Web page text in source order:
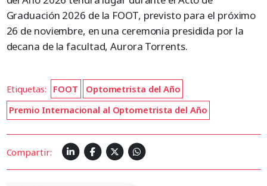
Graduación 2026 de la FOOT, previsto para el próximo
26 de noviembre, en una ceremonia presidida por la
decana de la facultad, Aurora Torrents.
Etiquetas: FOOT
Optometrista del Año
Premio Internacional al Optometrista del Año
Compartir: